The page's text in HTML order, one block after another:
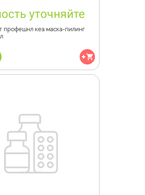
уточняйте
профешнл кеа маска-пилинг